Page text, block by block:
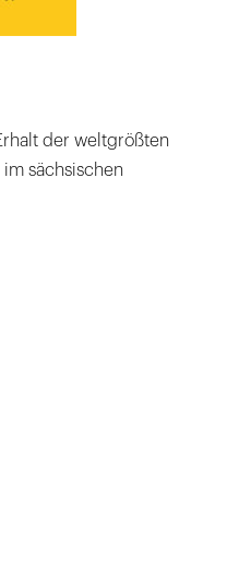
der weltgrößten
sächsischen